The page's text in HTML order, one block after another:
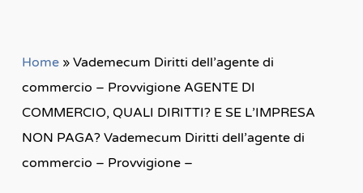
Home» Vademecum Diritti dell’agente di
commercio – Provvigione AGENTE DI
COMMERCIO, QUALI DIRITTI? E SE L’IMPRESA
NON PAGA? Vademecum Diritti dell’agente di
commercio – Provvigione –